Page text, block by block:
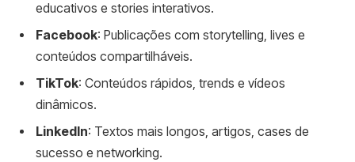
educativos e stories interativos.
Facebook: Publicações com storytelling, lives e
conteúdos compartilháveis.
TikTok: Conteúdos rápidos, trends e vídeos
dinâmicos.
LinkedIn: Textos mais longos, artigos, cases de
sucesso e networking.